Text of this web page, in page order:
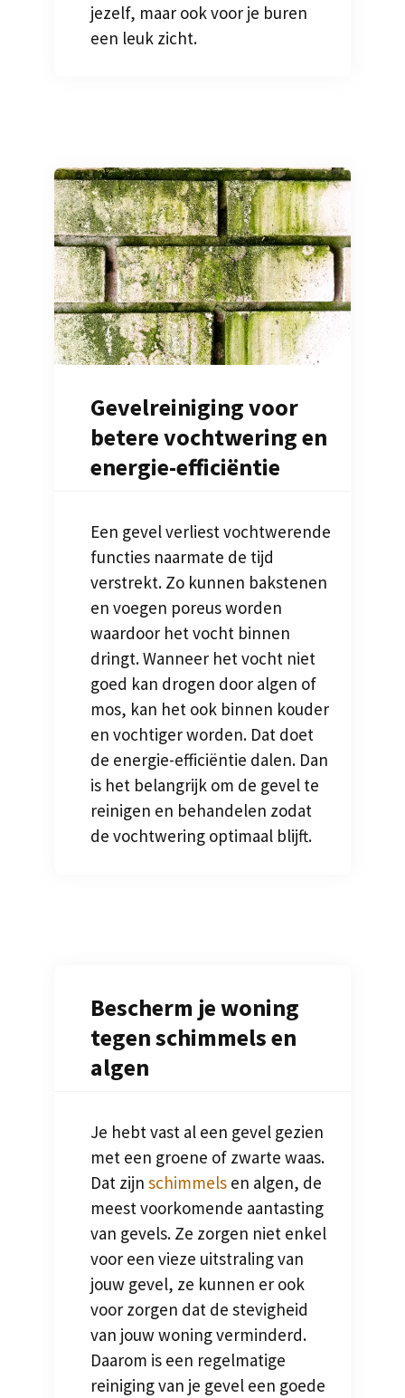
jezelf, maar ook voor je buren
een leuk zicht.
Gevelreiniging voor
betere vochtwering en
energie-efficiëntie
Een gevel verliest vochtwerende
functies naarmate de tijd
verstrekt. Zo kunnen bakstenen
en voegen poreus worden
waardoor het vocht binnen
dringt. Wanneer het vocht niet
goed kan drogen door algen of
mos, kan het ook binnen kouder
en vochtiger worden. Dat doet
de energie-efficiëntie dalen. Dan
is het belangrijk om de gevel te
reinigen en behandelen zodat
de vochtwering optimaal blijft.
Bescherm je woning
tegen schimmels en
algen
Je hebt vast al een gevel gezien
met een groene of zwarte waas.
Dat zijn schimmels en algen, de
meest voorkomende aantasting
van gevels. Ze zorgen niet enkel
voor een vieze uitstraling van
jouw gevel, ze kunnen er ook
voor zorgen dat de stevigheid
van jouw woning verminderd.
Daarom is een regelmatige
reiniging van je gevel een goede